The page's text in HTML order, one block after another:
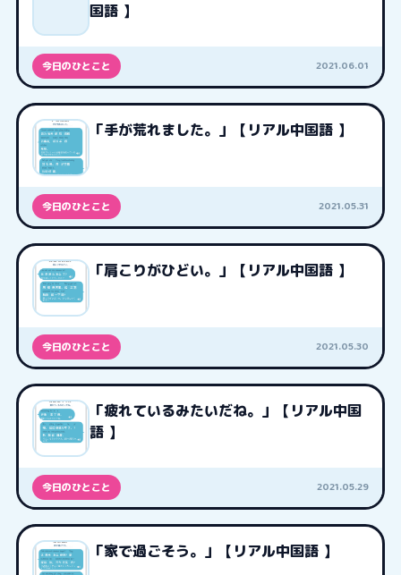
国語 】
今日のひとこと 2021.06.01
「手が荒れました。」【リアル中国語 】
今日のひとこと 2021.05.31
「肩こりがひどい。」【リアル中国語 】
今日のひとこと 2021.05.30
「疲れているみたいだね。」【リアル中国
語 】
今日のひとこと 2021.05.29
「家で過ごそう。」【リアル中国語 】